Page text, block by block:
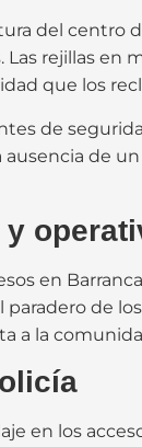
del
Las rejillas
que los
de
de
en
de
a la
en los